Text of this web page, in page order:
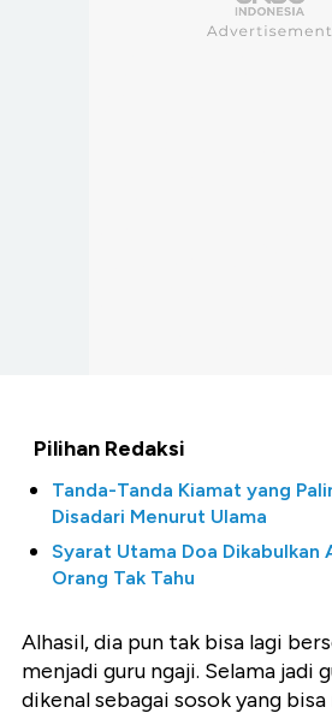
Pilihan Redaksi
Tanda-Tanda Kiamat yang
Disadari Menurut Ulama
Syarat Utama Doa Dikabulkan
Orang Tak Tahu
Alhasil, dia pun tak bisa lagi
menjadi guru ngaji. Selama jadi
dikenal sebagai sosok yang